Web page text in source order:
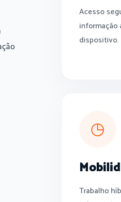
Acesso
informação
dispositivo.
◷
Trabalho